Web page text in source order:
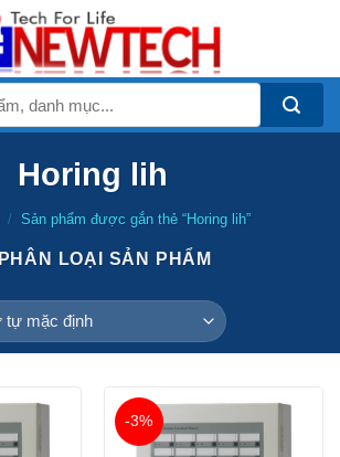
Horing lih
/ Sản phẩm được gắn thẻ “Horing lih”
PHÂN LOẠI SẢN PHẨM
-3%